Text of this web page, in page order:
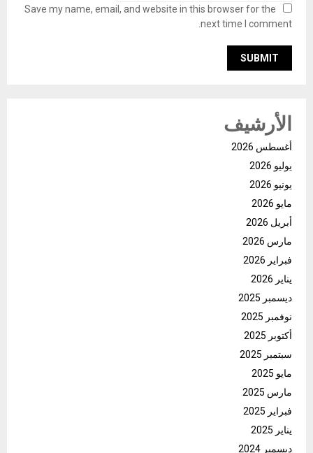
Save my name, email, and website in this browser for the
next time I comment.
الأرشيف
أغسطس 2026
يوليو 2026
يونيو 2026
مايو 2026
أبريل 2026
مارس 2026
فبراير 2026
يناير 2026
ديسمبر 2025
نوفمبر 2025
أكتوبر 2025
سبتمبر 2025
مايو 2025
مارس 2025
فبراير 2025
يناير 2025
ديسمبر 2024